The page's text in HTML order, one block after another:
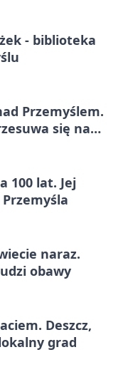
- biblioteka
Przemyślem.
się na
100 lat. Jej
naraz.
obawy
Deszcz,
grad